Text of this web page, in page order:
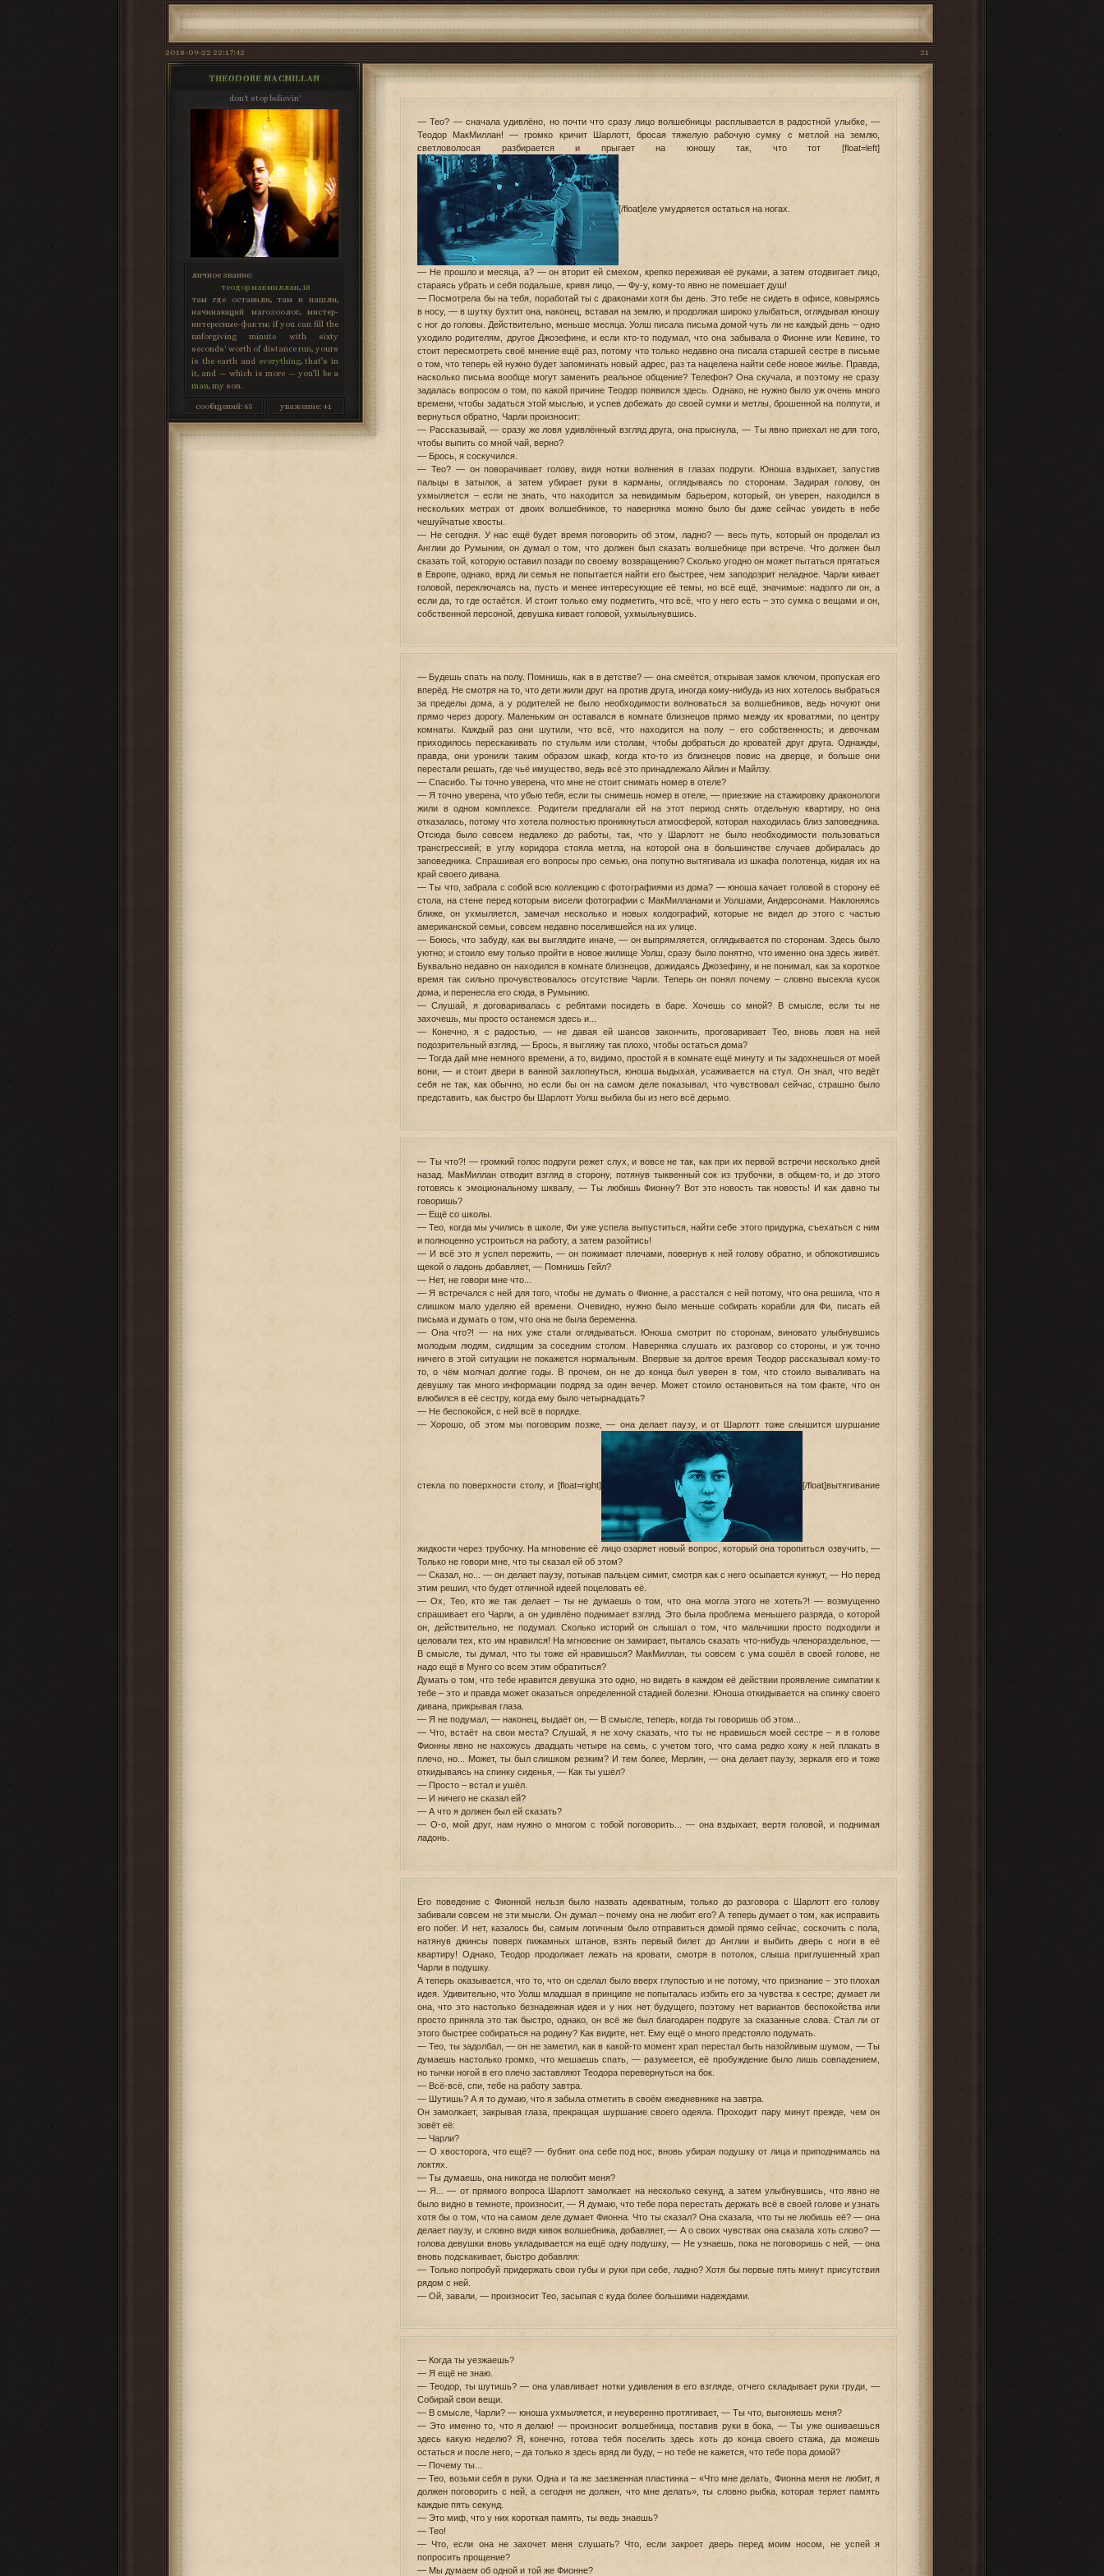
21
2018-09-22 22:17:42
THEODORE MACMILLAN
don't stop believin'
личное звание:
теодор макмиллан, 18
там где оставили, там и нашли,
начинающий магозоолог, мистер-
интересные-факты; if you can fill the
unforgiving minute with sixty
seconds' worth of distancerun, yours
is the earth and everything, that’s in
it, and — which is more — you’ll be a
man, my son.
сообщений:65 уважение: +1
— Тео? — сначала удивлёно, но почти что сразу лицо волшебницы расплывается в радостной улыбке, —
Теодор МакМиллан! — громко кричит Шарлотт, бросая тяжелую рабочую сумку с метлой на землю,
светловолосая разбирается и прыгает на юношу так, что тот [float=left]
[/float]еле умудряется остаться на ногах.
— Не прошло и месяца, а? — он вторит ей смехом, крепко переживая её руками, а затем отодвигает лицо,
стараясь убрать и себя подальше, кривя лицо, — Фу-у, кому-то явно не помешает душ!
— Посмотрела бы на тебя, поработай ты с драконами хотя бы день. Это тебе не сидеть в офисе, ковыряясь
в носу, — в шутку бухтит она, наконец, вставая на землю, и продолжая широко улыбаться, оглядывая юношу
с ног до головы. Действительно, меньше месяца. Уолш писала письма домой чуть ли не каждый день – одно
уходило родителям, другое Джозефине, и если кто-то подумал, что она забывала о Фионне или Кевине, то
стоит пересмотреть своё мнение ещё раз, потому что только недавно она писала старшей сестре в письме
о том, что теперь ей нужно будет запоминать новый адрес, раз та нацелена найти себе новое жилье. Правда,
насколько письма вообще могут заменить реальное общение? Телефон? Она скучала, и поэтому не сразу
задалась вопросом о том, по какой причине Теодор появился здесь. Однако, не нужно было уж очень много
времени, чтобы задаться этой мыслью, и успев добежать до своей сумки и метлы, брошенной на полпути, и
вернуться обратно, Чарли произносит:
— Рассказывай, — сразу же ловя удивлённый взгляд друга, она прыснула, — Ты явно приехал не для того,
чтобы выпить со мной чай, верно?
— Брось, я соскучился.
— Тео? — он поворачивает голову, видя нотки волнения в глазах подруги. Юноша вздыхает, запустив
пальцы в затылок, а затем убирает руки в карманы, оглядываясь по сторонам. Задирая голову, он
ухмыляется – если не знать, что находится за невидимым барьером, который, он уверен, находился в
нескольких метрах от двоих волшебников, то наверняка можно было бы даже сейчас увидеть в небе
чешуйчатые хвосты.
— Не сегодня. У нас ещё будет время поговорить об этом, ладно? — весь путь, который он проделал из
Англии до Румынии, он думал о том, что должен был сказать волшебнице при встрече. Что должен был
сказать той, которую оставил позади по своему возвращению? Сколько угодно он может пытаться прятаться
в Европе, однако, вряд ли семья не попытается найти его быстрее, чем заподозрит неладное. Чарли кивает
головой, переключаясь на, пусть и менее интересующие её темы, но всё ещё, значимые: надолго ли он, а
если да, то где остаётся. И стоит только ему подметить, что всё, что у него есть – это сумка с вещами и он,
собственной персоной, девушка кивает головой, ухмыльнувшись.
— Будешь спать на полу. Помнишь, как в в детстве? — она смеётся, открывая замок ключом, пропуская его
вперёд. Не смотря на то, что дети жили друг на против друга, иногда кому-нибудь из них хотелось выбраться
за пределы дома, а у родителей не было необходимости волноваться за волшебников, ведь ночуют они
прямо через дорогу. Маленьким он оставался в комнате близнецов прямо между их кроватями, по центру
комнаты. Каждый раз они шутили, что всё, что находится на полу – его собственность; и девочкам
приходилось перескакивать по стульям или столам, чтобы добраться до кроватей друг друга. Однажды,
правда, они уронили таким образом шкаф, когда кто-то из близнецов повис на дверце, и больше они
перестали решать, где чьё имущество, ведь всё это принадлежало Айлин и Майлзу.
— Спасибо. Ты точно уверена, что мне не стоит снимать номер в отеле?
— Я точно уверена, что убью тебя, если ты снимешь номер в отеле, — приезжие на стажировку драконологи
жили в одном комплексе. Родители предлагали ей на этот период снять отдельную квартиру, но она
отказалась, потому что хотела полностью проникнуться атмосферой, которая находилась близ заповедника.
Отсюда было совсем недалеко до работы, так, что у Шарлотт не было необходимости пользоваться
трансгрессией; в углу коридора стояла метла, на которой она в большинстве случаев добиралась до
заповедника. Спрашивая его вопросы про семью, она попутно вытягивала из шкафа полотенца, кидая их на
край своего дивана.
— Ты что, забрала с собой всю коллекцию с фотографиями из дома? — юноша качает головой в сторону её
стола, на стене перед которым висели фотографии с МакМилланами и Уолшами, Андерсонами. Наклоняясь
ближе, он ухмыляется, замечая несколько и новых колдографий, которые не видел до этого с частью
американской семьи, совсем недавно поселившейся на их улице.
— Боюсь, что забуду, как вы выглядите иначе, — он выпрямляется, оглядывается по сторонам. Здесь было
уютно; и стоило ему только пройти в новое жилище Уолш, сразу было понятно, что именно она здесь живёт.
Буквально недавно он находился в комнате близнецов, дожидаясь Джозефину, и не понимал, как за короткое
время так сильно прочувствовалось отсутствие Чарли. Теперь он понял почему – словно высекла кусок
дома, и перенесла его сюда, в Румынию.
— Слушай, я договаривалась с ребятами посидеть в баре. Хочешь со мной? В смысле, если ты не
захочешь, мы просто останемся здесь и...
— Конечно, я с радостью, — не давая ей шансов закончить, проговаривает Тео, вновь ловя на ней
подозрительный взгляд, — Брось, я выгляжу так плохо, чтобы остаться дома?
— Тогда дай мне немного времени, а то, видимо, простой я в комнате ещё минуту и ты задохнешься от моей
вони, — и стоит двери в ванной захлопнуться, юноша выдыхая, усаживается на стул. Он знал, что ведёт
себя не так, как обычно, но если бы он на самом деле показывал, что чувствовал сейчас, страшно было
представить, как быстро бы Шарлотт Уолш выбила бы из него всё дерьмо.
— Ты что?! — громкий голос подруги режет слух, и вовсе не так, как при их первой встречи несколько дней
назад. МакМиллан отводит взгляд в сторону, потянув тыквенный сок из трубочки, в общем-то, и до этого
готовясь к эмоциональному шквалу, — Ты любишь Фионну? Вот это новость так новость! И как давно ты
говоришь?
— Ещё со школы.
— Тео, когда мы учились в школе, Фи уже успела выпуститься, найти себе этого придурка, съехаться с ним
и полноценно устроиться на работу, а затем разойтись!
— И всё это я успел пережить, — он пожимает плечами, повернув к ней голову обратно, и облокотившись
щекой о ладонь добавляет, — Помнишь Гейл?
— Нет, не говори мне что...
— Я встречался с ней для того, чтобы не думать о Фионне, а расстался с ней потому, что она решила, что я
слишком мало уделяю ей времени. Очевидно, нужно было меньше собирать корабли для Фи, писать ей
письма и думать о том, что она не была беременна.
— Она что?! — на них уже стали оглядываться. Юноша смотрит по сторонам, виновато улыбнувшись
молодым людям, сидящим за соседним столом. Наверняка слушать их разговор со стороны, и уж точно
ничего в этой ситуации не покажется нормальным. Впервые за долгое время Теодор рассказывал кому-то
то, о чём молчал долгие годы. В прочем, он не до конца был уверен в том, что стоило вываливать на
девушку так много информации подряд за один вечер. Может стоило остановиться на том факте, что он
влюбился в её сестру, когда ему было четырнадцать?
— Не беспокойся, с ней всё в порядке.
— Хорошо, об этом мы поговорим позже, — она делает паузу, и от Шарлотт тоже слышится шуршание
стекла по поверхности столу, и [float=right] [/float]вытягивание
жидкости через трубочку. На мгновение её лицо озаряет новый вопрос, который она торопиться озвучить, —
Только не говори мне, что ты сказал ей об этом?
— Сказал, но... — он делает паузу, потыкав пальцем симит, смотря как с него осыпается кунжут, — Но перед
этим решил, что будет отличной идеей поцеловать её.
— Ох, Тео, кто же так делает – ты не думаешь о том, что она могла этого не хотеть?! — возмущенно
спрашивает его Чарли, а он удивлёно поднимает взгляд. Это была проблема меньшего разряда, о которой
он, действительно, не подумал. Сколько историй он слышал о том, что мальчишки просто подходили и
целовали тех, кто им нравился! На мгновение он замирает, пытаясь сказать что-нибудь членораздельное, —
В смысле, ты думал, что ты тоже ей нравишься? МакМиллан, ты совсем с ума сошёл в своей голове, не
надо ещё в Мунго со всем этим обратиться?
Думать о том, что тебе нравится девушка это одно, но видеть в каждом её действии проявление симпатии к
тебе – это и правда может оказаться определенной стадией болезни. Юноша откидывается на спинку своего
дивана, прикрывая глаза.
— Я не подумал, — наконец, выдаёт он, — В смысле, теперь, когда ты говоришь об этом...
— Что, встаёт на свои места? Слушай, я не хочу сказать, что ты не нравишься моей сестре – я в голове
Фионны явно не нахожусь двадцать четыре на семь, с учетом того, что сама редко хожу к ней плакать в
плечо, но... Может, ты был слишком резким? И тем более, Мерлин, — она делает паузу, зеркаля его и тоже
откидываясь на спинку сиденья, — Как ты ушёл?
— Просто – встал и ушёл.
— И ничего не сказал ей?
— А что я должен был ей сказать?
— О-о, мой друг, нам нужно о многом с тобой поговорить... — она вздыхает, вертя головой, и поднимая
ладонь.
Его поведение с Фионной нельзя было назвать адекватным, только до разговора с Шарлотт его голову
забивали совсем не эти мысли. Он думал – почему она не любит его? А теперь думает о том, как исправить
его побег. И нет, казалось бы, самым логичным было отправиться домой прямо сейчас, соскочить с пола,
натянув джинсы поверх пижамных штанов, взять первый билет до Англии и выбить дверь с ноги в её
квартиру! Однако, Теодор продолжает лежать на кровати, смотря в потолок, слыша приглушенный храп
Чарли в подушку.
А теперь оказывается, что то, что он сделал было вверх глупостью и не потому, что признание – это плохая
идея. Удивительно, что Уолш младшая в принципе не попыталась избить его за чувства к сестре; думает ли
она, что это настолько безнадежная идея и у них нет будущего, поэтому нет вариантов беспокойства или
просто приняла это так быстро, однако, он всё же был благодарен подруге за сказанные слова. Стал ли от
этого быстрее собираться на родину? Как видите, нет. Ему ещё о много предстояло подумать.
— Тео, ты задолбал, — он не заметил, как в какой-то момент храп перестал быть назойливым шумом, — Ты
думаешь настолько громко, что мешаешь спать, — разумеется, её пробуждение было лишь совпадением,
но тычки ногой в его плечо заставляют Теодора перевернуться на бок.
— Всё-всё, спи, тебе на работу завтра.
— Шутишь? А я то думаю, что я забыла отметить в своём ежедневнике на завтра.
Он замолкает, закрывая глаза, прекращая шуршание своего одеяла. Проходит пару минут прежде, чем он
зовёт её:
— Чарли?
— О хвосторога, что ещё? — бубнит она себе под нос, вновь убирая подушку от лица и приподнимаясь на
локтях.
— Ты думаешь, она никогда не полюбит меня?
— Я... — от прямого вопроса Шарлотт замолкает на несколько секунд, а затем улыбнувшись, что явно не
было видно в темноте, произносит, — Я думаю, что тебе пора перестать держать всё в своей голове и узнать
хотя бы о том, что на самом деле думает Фионна. Что ты сказал? Она сказала, что ты не любишь её? — она
делает паузу, и словно видя кивок волшебника, добавляет, — А о своих чувствах она сказала хоть слово? —
голова девушки вновь укладывается на ещё одну подушку, — Не узнаешь, пока не поговоришь с ней, — она
вновь подскакивает, быстро добавляя:
— Только попробуй придержать свои губы и руки при себе, ладно? Хотя бы первые пять минут присутствия
рядом с ней.
— Ой, завали, — произносит Тео, засыпая с куда более большими надеждами.
— Когда ты уезжаешь?
— Я ещё не знаю.
— Теодор, ты шутишь? — она улавливает нотки удивления в его взгляде, отчего складывает руки груди, —
Собирай свои вещи.
— В смысле, Чарли? — юноша ухмыляется, и неуверенно протягивает, — Ты что, выгоняешь меня?
— Это именно то, что я делаю! — произносит волшебница, поставив руки в бока, — Ты уже ошиваешься
здесь какую неделю? Я, конечно, готова тебя поселить здесь хоть до конца своего стажа, да можешь
остаться и после него, – да только я здесь вряд ли буду, – но тебе не кажется, что тебе пора домой?
— Почему ты...
— Тео, возьми себя в руки. Одна и та же заезженная пластинка – «Что мне делать, Фионна меня не любит, я
должен поговорить с ней, а сегодня не должен, что мне делать», ты словно рыбка, которая теряет память
каждые пять секунд.
— Это миф, что у них короткая память, ты ведь знаешь?
— Тео!
— Что, если она не захочет меня слушать? Что, если закроет дверь перед моим носом, не успей я
попросить прощение?
— Мы думаем об одной и той же Фионне?